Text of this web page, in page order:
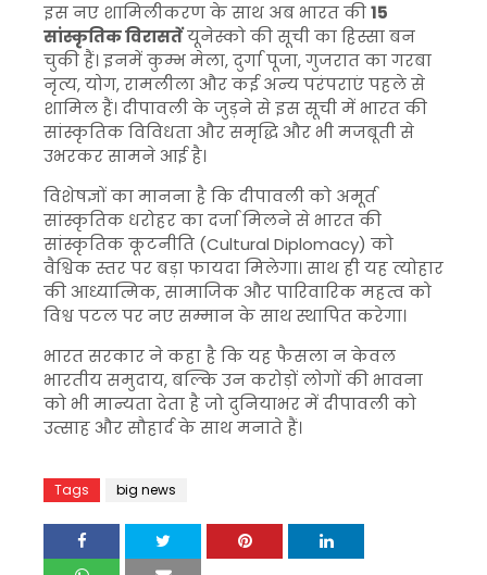
इस नए शामिलीकरण के साथ अब भारत की15
सांस्कृतिक विरासतेंयूनेस्को की सूची का हिस्सा बन
चुकी हैं। इनमें कुम्भ मेला, दुर्गा पूजा, गुजरात का गरबा
नृत्य, योग, रामलीला और कई अन्य परंपराएं पहले से
शामिल हैं। दीपावली के जुड़ने से इस सूची में भारत की
सांस्कृतिक विविधता और समृद्धि और भी मजबूती से
उभरकर सामने आई है।
विशेषज्ञों का मानना है कि दीपावली को अमूर्त
सांस्कृतिक धरोहर का दर्जा मिलने से भारत की
सांस्कृतिक कूटनीति (Cultural Diplomacy) को
वैश्विक स्तर पर बड़ा फायदा मिलेगा। साथ ही यह त्योहार
की आध्यात्मिक, सामाजिक और पारिवारिक महत्व को
विश्व पटल पर नए सम्मान के साथ स्थापित करेगा।
भारत सरकार ने कहा है कि यह फैसला न केवल
भारतीय समुदाय, बल्कि उन करोड़ों लोगों की भावना
को भी मान्यता देता है जो दुनियाभर में दीपावली को
उत्साह और सौहार्द के साथ मनाते हैं।
Tags big news